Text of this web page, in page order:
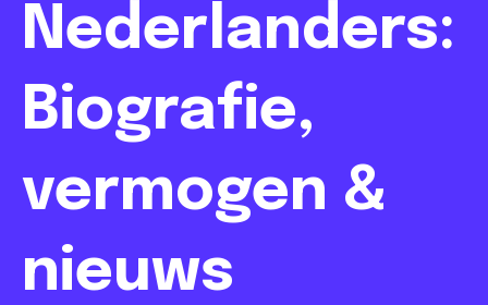
Nederlanders:
Biografie,
vermogen &
nieuws